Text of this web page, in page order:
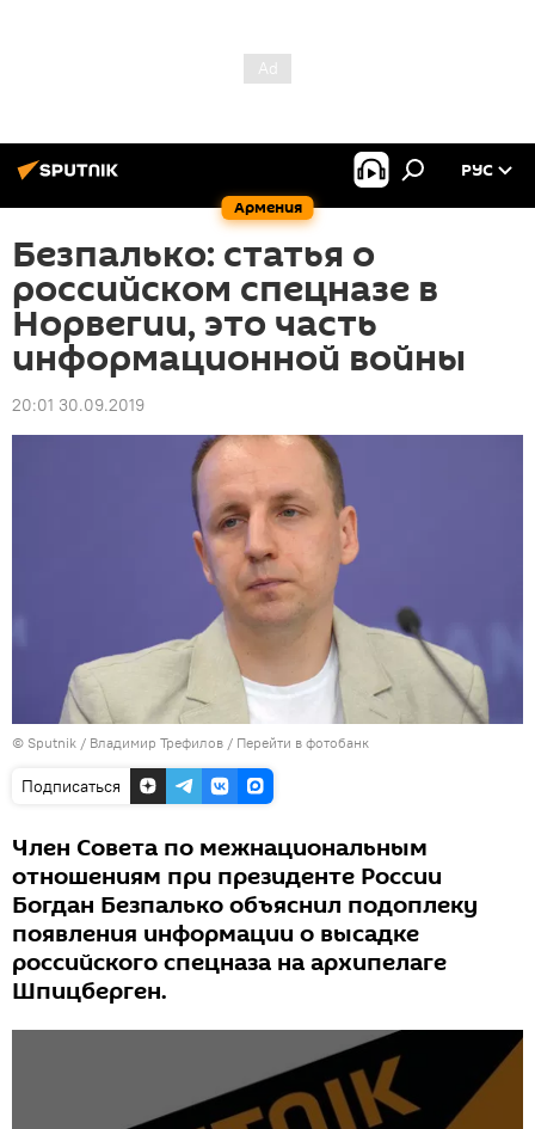
Армения
РУС
Безпалько: статья о
российском спецназе в
Норвегии, это часть
информационной войны
20:01 30.09.2019
© Sputnik / Владимир Трефилов / Перейти в фотобанк
Подписаться
Член Совета по межнациональным
отношениям при президенте России
Богдан Безпалько объяснил подоплеку
появления информации о высадке
российского спецназа на архипелаге
Шпицберген.